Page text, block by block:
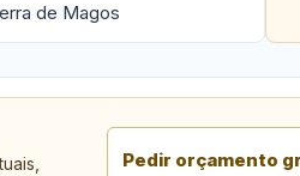
de Magos
Pedir orçamento